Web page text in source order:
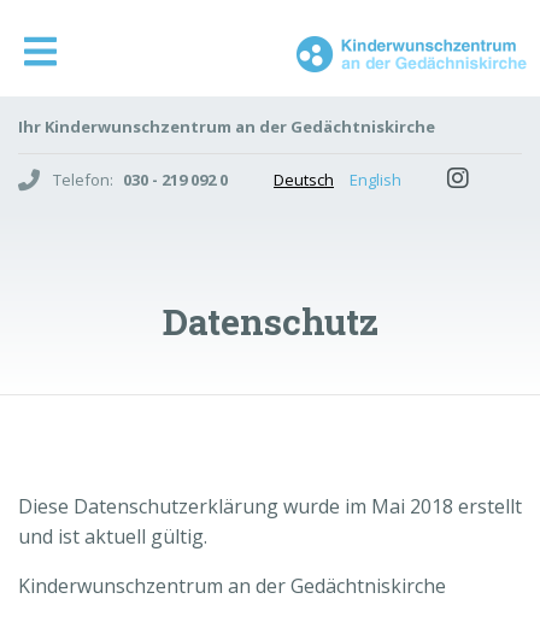
Ihr Kinderwunschzentrum an der Gedächtniskirche
Telefon: 030 - 219 092 0 Deutsch English
Datenschutz
Diese Datenschutzerklärung wurde im Mai 2018 erstellt
und ist aktuell gültig.
Kinderwunschzentrum an der Gedächtniskirche